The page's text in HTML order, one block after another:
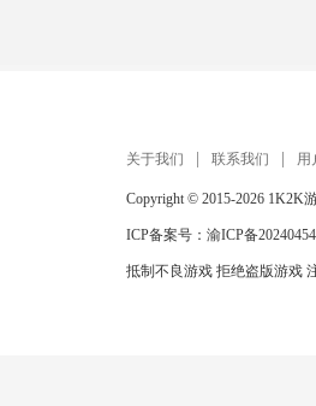
关于我们 联系我们 用
Copyright © 2015-2026 1K2K
ICP备案号： 渝ICP备
抵制不良游戏 拒绝盗版游戏